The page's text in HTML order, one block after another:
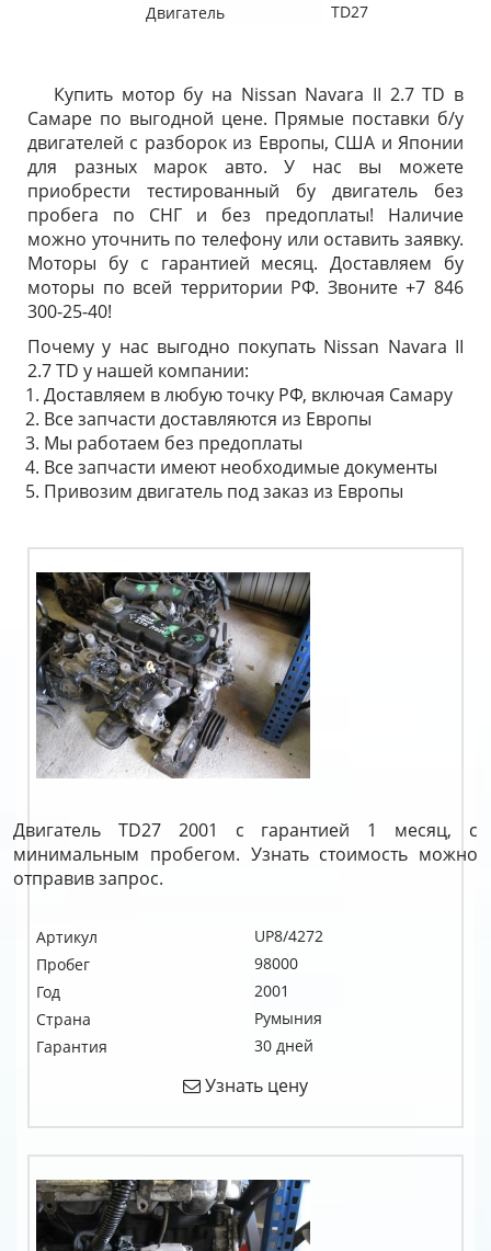
Двигатель
TD27
Купить мотор бу на Nissan Navara II 2.7 TD в
Самаре по выгодной цене. Прямые поставки б/у
двигателей с разборок из Европы, США и Японии
для разных марок авто. У нас вы можете
приобрести тестированный бу двигатель без
пробега по СНГ и без предоплаты! Наличие
можно уточнить по телефону или оставить заявку.
Моторы бу с гарантией месяц. Доставляем бу
моторы по всей территории РФ. Звоните +7 846
300-25-40!
Почему у нас выгодно покупать Nissan Navara II
2.7 TD у нашей компании:
Доставляем в любую точку РФ, включая Самару
Все запчасти доставляются из Европы
Мы работаем без предоплаты
Все запчасти имеют необходимые документы
Привозим двигатель под заказ из Европы
Двигатель TD27 2001 с гарантией 1 месяц, с
минимальным пробегом. Узнать стоимость можно
отправив запрос.
Артикул
UP8/4272
Пробег
98000
Год
2001
Страна
Румыния
Гарантия
30 дней
Узнать цену